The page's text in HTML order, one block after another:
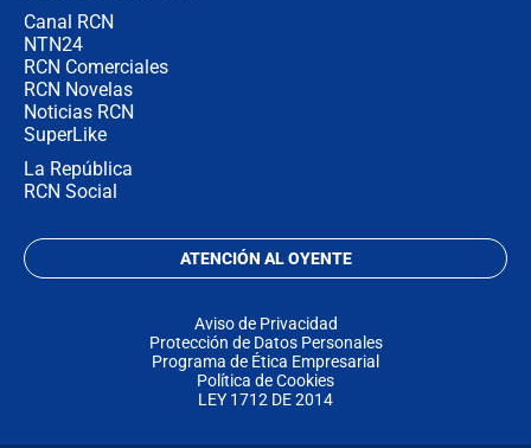
Canal RCN
NTN24
RCN Comerciales
RCN Novelas
Noticias RCN
SuperLike
La República
RCN Social
ATENCIÓN AL OYENTE
Aviso de Privacidad
Protección de Datos Personales
Programa de Ética Empresarial
Política de Cookies
LEY 1712 DE 2014